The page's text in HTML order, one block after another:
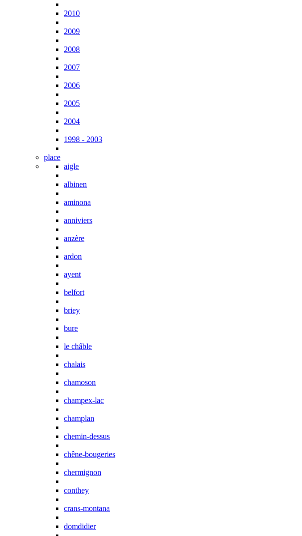
2010
2009
2008
2007
2006
2005
2004
1998 - 2003
place
aigle
albinen
aminona
anniviers
anzère
ardon
ayent
belfort
briey
bure
le châble
chalais
chamoson
champex-lac
champlan
chemin-dessus
chêne-bougeries
chermignon
conthey
crans-montana
domdidier